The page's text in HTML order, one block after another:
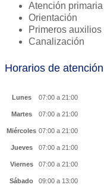
Atención primaria
Orientación
Primeros auxilios
Canalización
Horarios de atención
Lunes 07:00 a 21:00
Martes 07:00 a 21:00
Miércoles 07:00 a 21:00
Jueves 07:00 a 21:00
Viernes 07:00 a 21:00
Sábado 09:00 a 13:00